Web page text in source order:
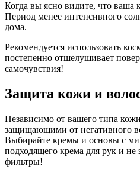
Когда вы ясно видите, что ваша
Период менее интенсивного
дома.
Рекомендуется использовать
постепенно отшелушивает
самочувствия!
Защита кожи и
Независимо от вашего типа
защищающими от негативного
Выбирайте кремы и основы с
подходящего крема для рук и
фильтры!